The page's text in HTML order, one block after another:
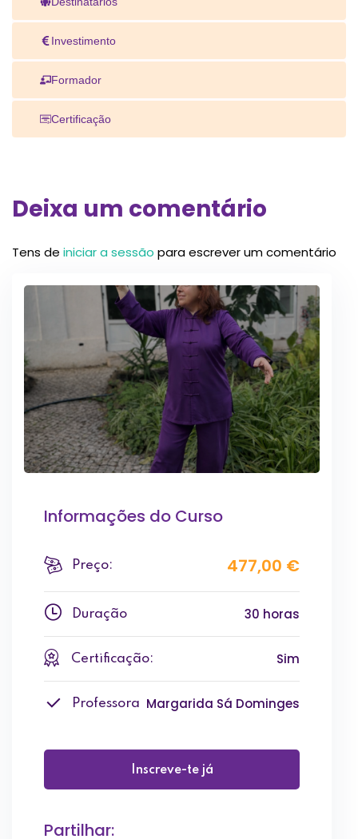
Investimento
Formador
Certificação
Deixa um comentário
Tens de iniciar a sessão para escrever um comentário
Informações do Curso
Preço: 477,00 €
Duração 30 horas
Certificação: Sim
Professora Margarida Sá Dominges
Inscreve-te já
Partilhar: